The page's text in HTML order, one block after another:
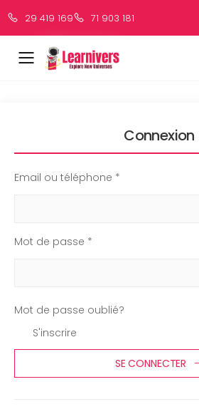
29 419 169 71 903 181
Connexion
Email ou téléphone *
Mot de passe *
SE CONNECTER
S'inscrire
Mot de passe oublié?